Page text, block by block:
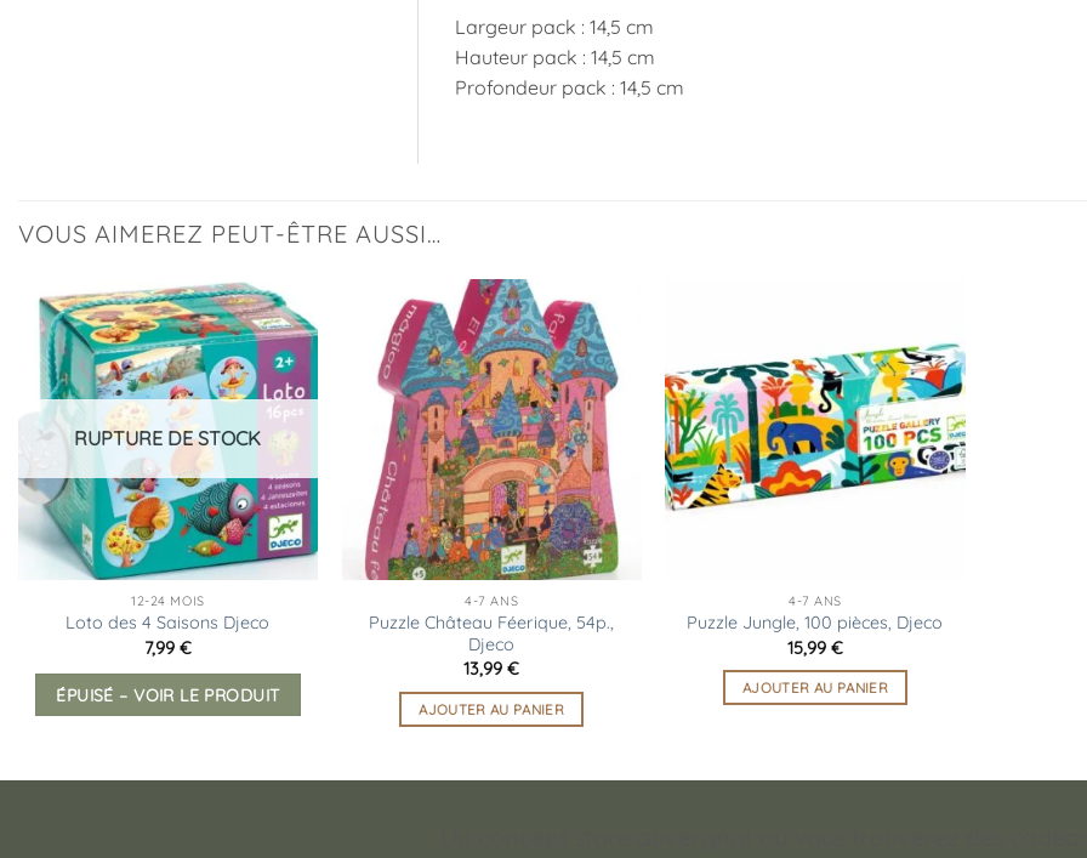
Largeur pack : 14,5 cm
Hauteur pack : 14,5 cm
Profondeur pack : 14,5 cm
VOUS AIMEREZ PEUT-ÊTRE AUSSI…
Ajouter
à la
liste
d’envies
RUPTURE DE STOCK
12-24 MOIS
Loto des 4 Saisons Djeco
7,99 €
ÉPUISÉ – VOIR LE PRODUIT
Ajouter
à la
liste
d’envies
4-7 ANS
Puzzle Château Féerique, 54p.,
Djeco
13,99€
AJOUTER AU PANIER
Ajouter
à la
liste
d’envies
4-7 ANS
Puzzle Jungle, 100 pièces, Djeco
15,99 €
AJOUTER AU PANIER